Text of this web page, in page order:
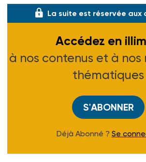
La suite est réservée aux
Accédez en
à nos contenus et à nos
thématiques
S'ABONNER
Déjà Abonné ? Se